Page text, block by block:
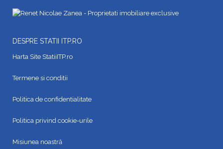
DESPRE STATII ITP.RO
Harta Site StatiiITP.ro
Termene si conditii
Politica de confidentialitate
Politica privind cookie-urile
Misiunea noastră